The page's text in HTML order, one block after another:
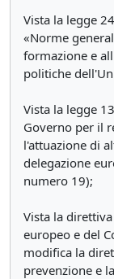
Vista la legge
«Norme
formazione e
politiche
Vista la legge
Governo per il
l'attuazione di
delegazione
numero 19);
Vista la
europeo e del
modifica la
prevenzione e